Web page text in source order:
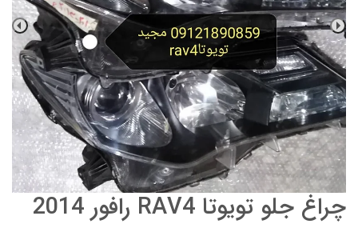
چراغ جلو تویوتا RAV4 رافور 2014